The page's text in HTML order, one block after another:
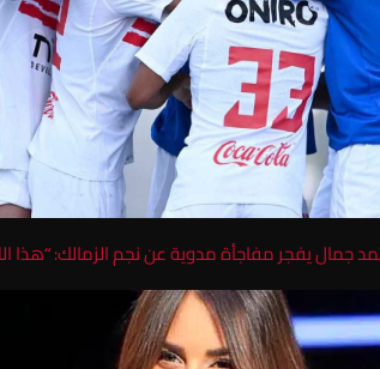
يفجر مفاجأة مدوية عن نجم الزمالك: “هذا